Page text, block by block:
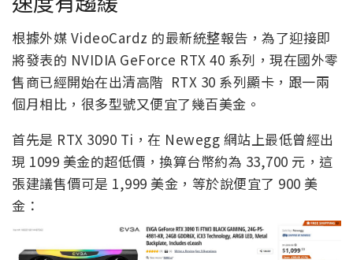
根據外媒 VideoCardz 的最新統整報告，為了迎接即
將發表的 NVIDIA GeForce RTX 40 系列，現在國外零
售商已經開始在出清高階 RTX 30 系列顯卡，跟一兩
個月相比，很多型號又便宜了幾百美金。
首先是 RTX 3090 Ti，在 Newegg 網站上最低曾經出
現 1099 美金的超低價，換算台幣約為 33,700 元，這
張建議售價可是 1,999 美金，等於說便宜了 900 美
金：